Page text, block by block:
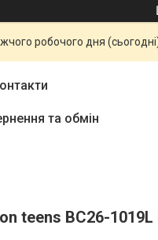
робочого дня
та обмін
teens BC26-1019L